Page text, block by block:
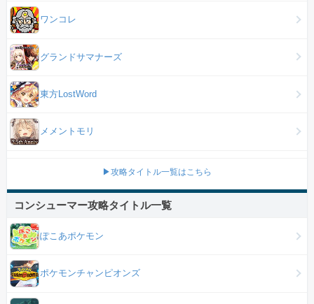
ワンコレ
グランドサマナーズ
東方LostWord
メメントモリ
▶攻略タイトル一覧はこちら
コンシューマー攻略タイトル一覧
ぽこあポケモン
ポケモンチャンピオンズ